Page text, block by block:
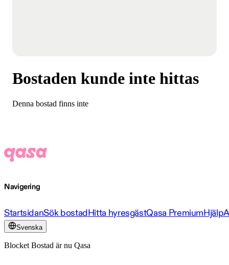
Bostaden kunde inte hittas
Denna bostad finns inte
Navigering
StartsidanSök bostadHitta hyresgästQasa PremiumHjälp
Svenska
Blocket Bostad är nu Qasa